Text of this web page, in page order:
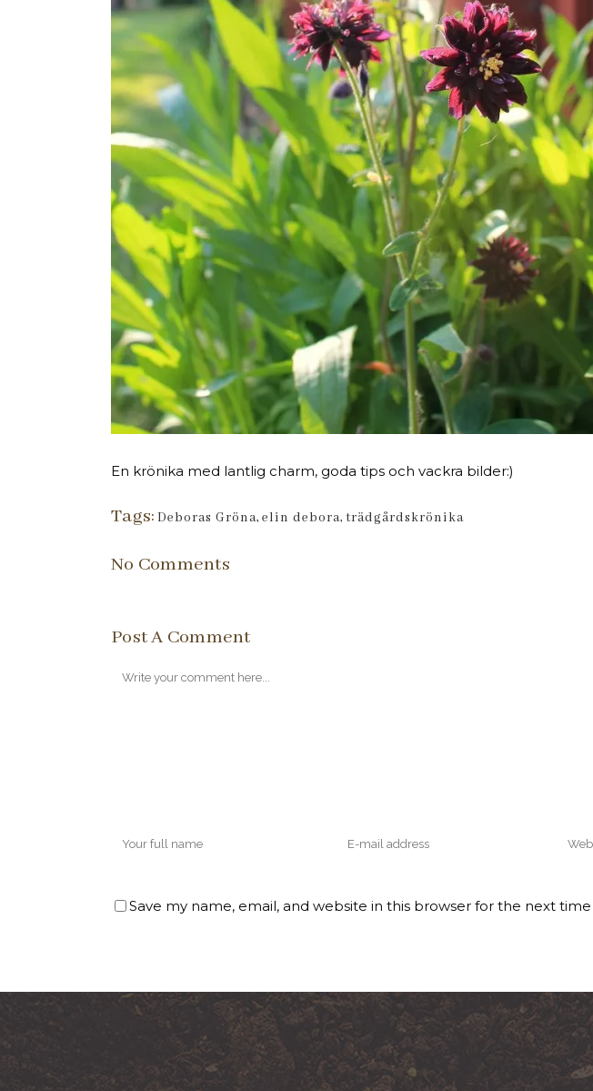
En krönika med lantlig charm, goda tips och vackra bilder:)
Tags: Deboras Gröna,elin debora,trädgårdskrönika
No Comments
Post A Comment
Save my name, email, and website in this browser for the next